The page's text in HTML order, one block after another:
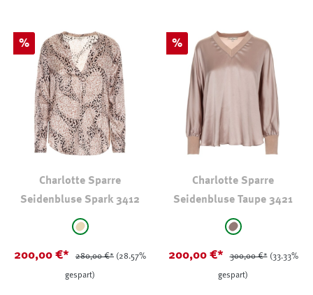
Rabatt
%
Charlotte Sparre
Seidenbluse Spark 3412
auswählen
beige - gemustert
200,00 €* 280,00 €* (28.57%
gespart)
Rabatt
%
Charlotte Sparre
Seidenbluse Taupe 3421
auswählen
taupe
200,00 €* 300,00 €* (33.33%
gespart)